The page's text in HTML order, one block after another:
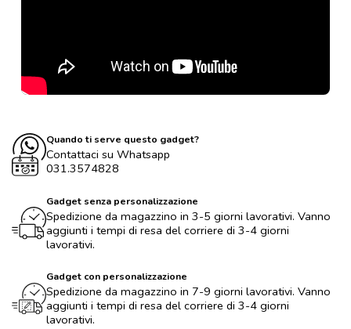
Quando ti serve questo gadget?
Contattaci su Whatsapp
031.3574828
Gadget senza personalizzazione
Spedizione da magazzino in 3-5 giorni lavorativi. Vanno
aggiunti i tempi di resa del corriere di 3-4 giorni
lavorativi.
Gadget con personalizzazione
Spedizione da magazzino in 7-9 giorni lavorativi. Vanno
aggiunti i tempi di resa del corriere di 3-4 giorni
lavorativi.